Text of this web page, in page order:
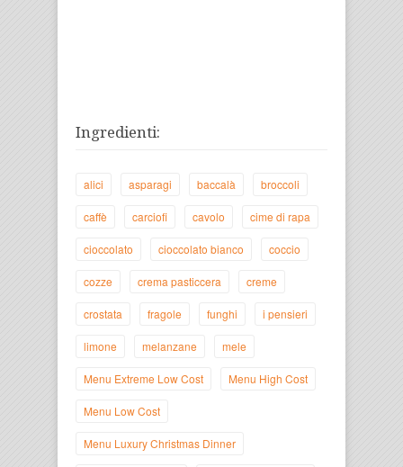
Ingredienti:
alici asparagi baccalà broccoli
caffè carciofi cavolo cime di rapa
cioccolato cioccolato bianco coccio
cozze crema pasticcera creme
crostata fragole funghi i pensieri
limone melanzane mele
Menu Extreme Low Cost Menu High Cost
Menu Low Cost
Menu Luxury Christmas Dinner